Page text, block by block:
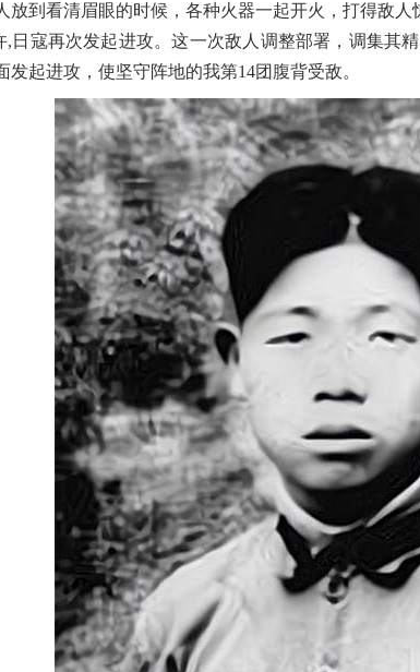
放到看清眉眼的时候，各种火器一起开火，打得敌人
,日寇再次发起进攻。这一次敌人调整部署，调集其
发起进攻，使坚守阵地的我第14团腹背受敌。